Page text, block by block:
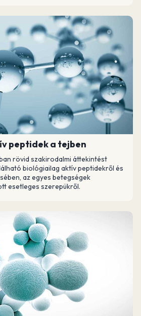
peptidek a tejben
rövid szakirodalmi áttekintést
biológiailag aktív peptidekről és
az egyes betegségek
esetleges szerepükről.